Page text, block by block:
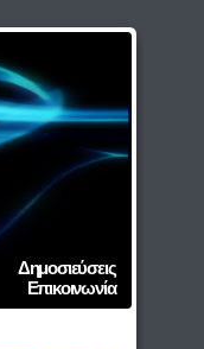
Δημοσιεύσεις
Επικοινωνία